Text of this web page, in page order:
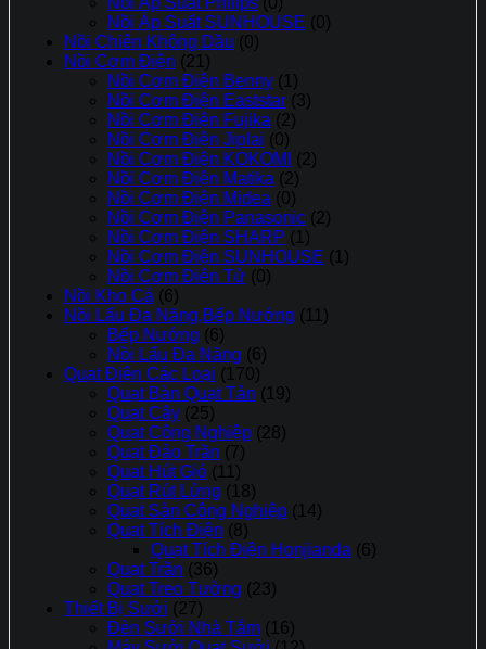
Nồi Áp Suất SUNHOUSE (0)
Nồi Chiên Không Dầu (0)
Nồi Cơm Điện (21)
Nồi Cơm Điện Benny (1)
Nồi Cơm Điện Eaststar (3)
Nồi Cơm Điện Fujika (2)
Nồi Cơm Điện Jiplai (0)
Nồi Cơm Điện KOKOMI
(2)
Nồi Cơm Điện Matika (2)
Nồi Cơm Điện Midea (0)
Nồi Cơm Điện Panasonic (2)
Nồi Cơm Điện SHARP (1)
Nồi Cơm Điện SUNHOUSE (1)
Nồi Cơm Điên Tử (0)
Nồi Kho Cá (6)
Nồi Lẩu Đa Năng,Bếp Nướng (11)
Bếp Nướng (6)
Nồi Lẩu Đa Năng (6)
Quạt Điện Các Loại (170)
Quạt Bàn Quạt Tản (19)
Quạt Cây (25)
Quạt Công Nghiệp (28)
Quạt Đảo Trần (7)
Quạt Hút Gió (11)
Quạt Rút Lửng (18)
Quạt Sàn Công Nghiệp (14)
Quạt Tích Điện (8)
Quạt Tích Điện Honjianda (6)
Quạt Trần (36)
Quạt Treo Tường (23)
Thiết Bị Sưởi (27)
Đèn Sưởi Nhà Tắm (16)